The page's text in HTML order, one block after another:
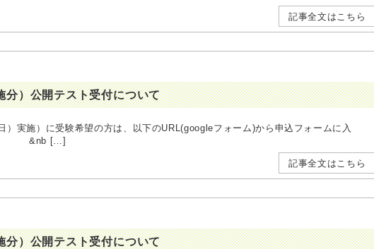
記事全文はこちら
）公開テスト受付について
実施）に受験希望の方は、以下のURL(googleフォーム)から申込フォームに入
&nb […]
記事全文はこちら
）公開テスト受付について